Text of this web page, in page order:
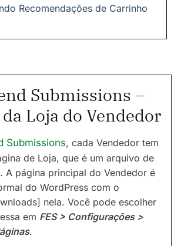
Recomendações de Carrinho
Submissions –
Loja do Vendedor
Submissions, cada Vendedor tem
de Loja, que é um arquivo de
A página principal do Vendedor é
do WordPress com o
nela. Você pode escolher
em FES > Configurações >
.